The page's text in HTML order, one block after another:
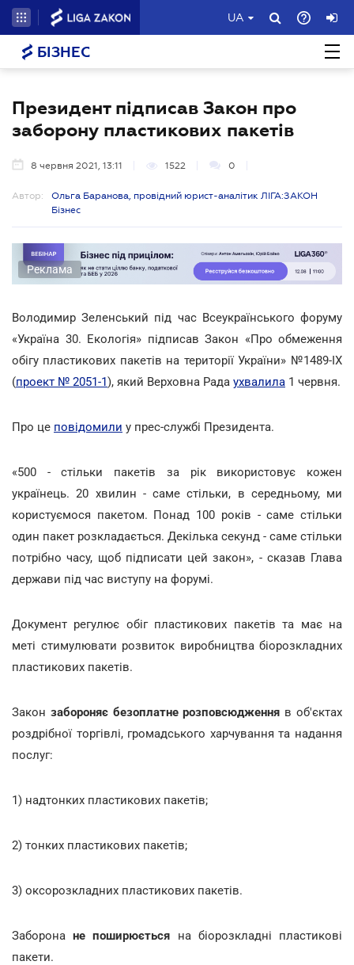
UA
БІЗНЕС
Президент підписав Закон про
заборону пластикових пакетів
8 червня 2021, 13:11 1522 0
Автор:
Ольга Баранова, провідний юрист-аналітик ЛІГА:ЗАКОН
Бізнес
Реклама
Володимир Зеленський під час Всеукраїнського форуму
«Україна 30. Екологія» підписав Закон «Про обмеження
обігу пластикових пакетів на території України» №1489-IX
(проект № 2051-1), який Верховна Рада ухвалила 1 червня.
Про це повідомили у прес-службі Президента.
«500 - стільки пакетів за рік використовує кожен
українець. 20 хвилин - саме стільки, в середньому, ми
користуємося пакетом. Понад 100 років - саме стільки
один пакет розкладається. Декілька секунд - саме стільки
потрібно часу, щоб підписати цей закон», - сказав Глава
держави під час виступу на форумі.
Документ регулює обіг пластикових пакетів та має на
меті стимулювати розвиток виробництва біорозкладних
пластикових пакетів.
Закон забороняє безоплатне розповсюдження в об'єктах
роздрібної торгівлі, громадського харчування та надання
послуг:
1) надтонких пластикових пакетів;
2) тонких пластикових пакетів;
3) оксорозкладних пластикових пакетів.
Заборона не поширюється на біорозкладні пластикові
пакети.